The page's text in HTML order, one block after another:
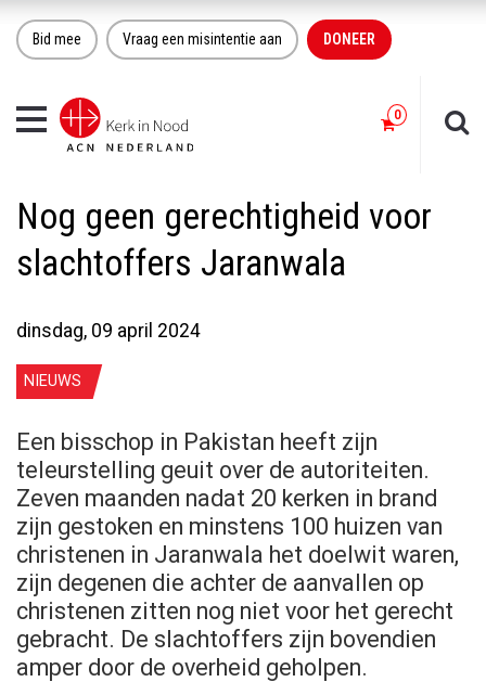
Bid mee Vraag een misintentie aan DONEER
Toggle
navigation
Nog geen gerechtigheid voor
slachtoffers Jaranwala
dinsdag, 09 april 2024
NIEUWS
Een bisschop in Pakistan heeft zijn
teleurstelling geuit over de autoriteiten.
Zeven maanden nadat 20 kerken in brand
zijn gestoken en minstens 100 huizen van
christenen in Jaranwala het doelwit waren,
zijn degenen die achter de aanvallen op
christenen zitten nog niet voor het gerecht
gebracht. De slachtoffers zijn bovendien
amper door de overheid geholpen.